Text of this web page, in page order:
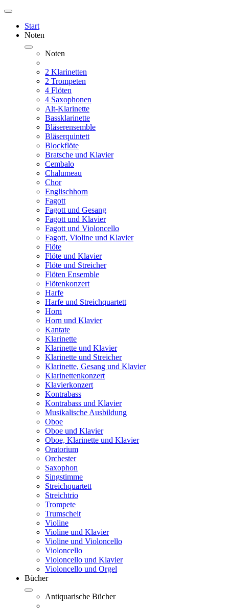
Start
Noten
Noten
2 Klarinetten
2 Trompeten
4 Flöten
4 Saxophonen
Alt-Klarinette
Bassklarinette
Bläserensemble
Bläserquintett
Blockflöte
Bratsche und Klavier
Cembalo
Chalumeau
Chor
Englischhorn
Fagott
Fagott und Gesang
Fagott und Klavier
Fagott und Violoncello
Fagott, Violine und Klavier
Flöte
Flöte und Klavier
Flöte und Streicher
Flöten Ensemble
Flötenkonzert
Harfe
Harfe und Streichquartett
Horn
Horn und Klavier
Kantate
Klarinette
Klarinette und Klavier
Klarinette und Streicher
Klarinette, Gesang und Klavier
Klarinettenkonzert
Klavierkonzert
Kontrabass
Kontrabass und Klavier
Musikalische Ausbildung
Oboe
Oboe und Klavier
Oboe, Klarinette und Klavier
Oratorium
Orchester
Saxophon
Singstimme
Streichquartett
Streichtrio
Trompete
Trumscheit
Violine
Violine und Klavier
Violine und Violoncello
Violoncello
Violoncello und Klavier
Violoncello und Orgel
Bücher
Antiquarische Bücher